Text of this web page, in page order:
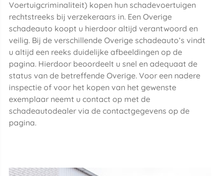
Voertuigcriminaliteit) kopen hun schadevoertuigen
rechtstreeks bij verzekeraars in. Een Overige
schadeauto koopt u hierdoor altijd verantwoord en
veilig. Bij de verschillende Overige schadeauto’s vindt
u altijd een reeks duidelijke afbeeldingen op de
pagina. Hierdoor beoordeelt u snel en adequaat de
status van de betreffende Overige. Voor een nadere
inspectie of voor het kopen van het gewenste
exemplaar neemt u contact op met de
schadeautodealer via de contactgegevens op de
pagina.